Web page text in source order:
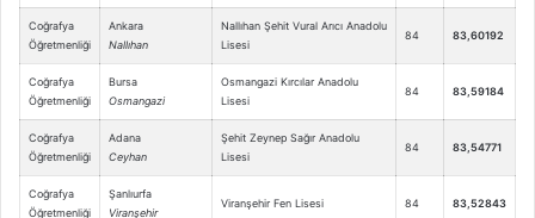
Coğrafya
Öğretmenliği
Ankara
Nallıhan
Nallıhan Şehit Vural Arıcı Anadolu
Lisesi
84 83,60192
Coğrafya
Öğretmenliği
Bursa
Osmangazi
Osmangazi Kırcılar Anadolu
Lisesi
84 83,59184
Coğrafya
Öğretmenliği
Adana
Ceyhan
Şehit Zeynep Sağır Anadolu
Lisesi
84 83,54771
Coğrafya
Öğretmenliği
Şanlıurfa
Viranşehir
Viranşehir Fen Lisesi 84 83,52843